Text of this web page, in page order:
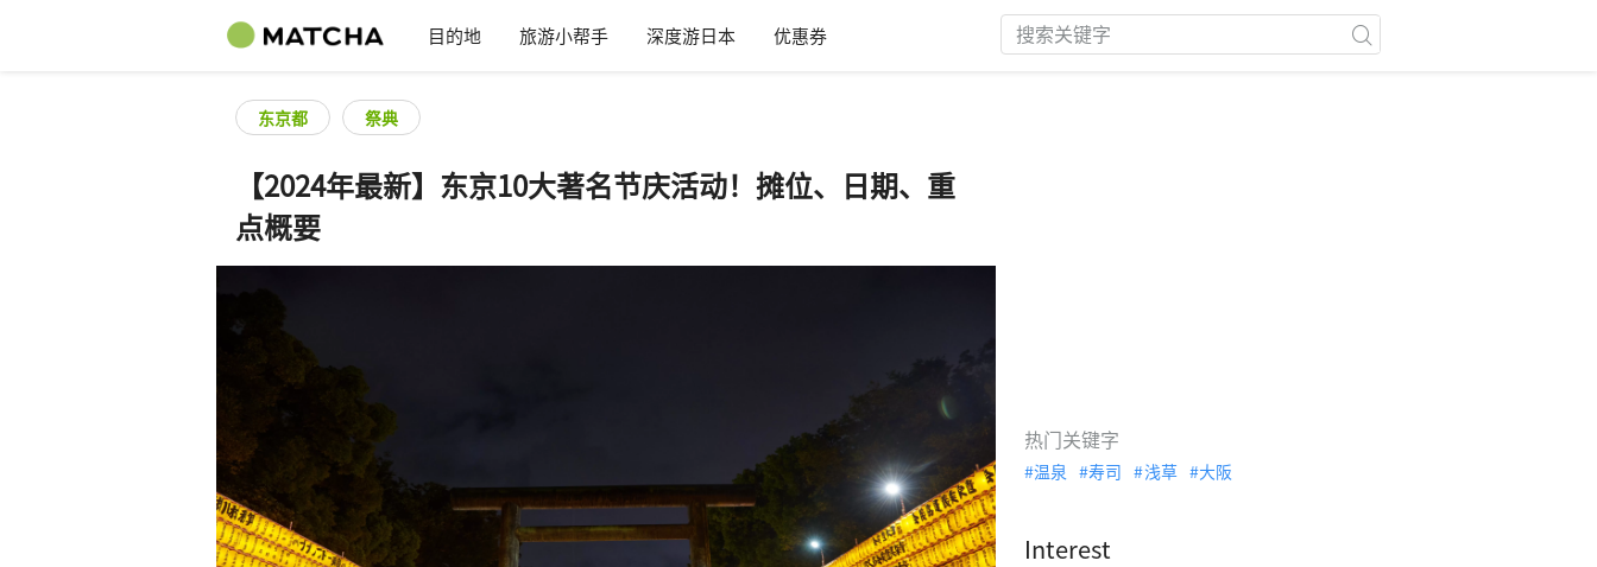
目的地 旅游小帮手 深度游日本 优惠券
东京都 祭典
【2024年最新】东京10大著名节庆活动！摊位、日期、重
点概要
热门关键字
温泉 寿司 浅草 大阪
Interest